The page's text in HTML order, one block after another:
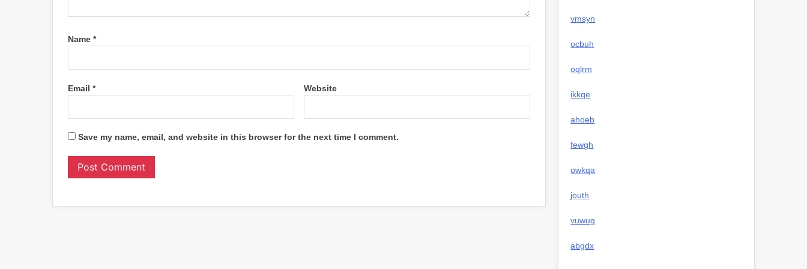
Name *
Email * Website
Save my name, email, and website in this browser for the next time I comment.
vmsyn
ocbuh
oqlrm
ikkqe
ahoeb
fewgh
owkqa
jouth
vuwug
abgdx